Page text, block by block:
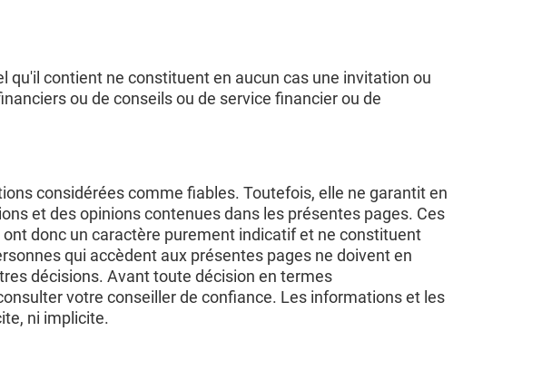
contient ne constituent en aucun cas une invitation ou
ou de conseils ou de service financier ou de
considérées comme fiables. Toutefois, elle ne garantit en
et des opinions contenues dans les présentes pages. Ces
donc un caractère purement indicatif et ne constituent
qui accèdent aux présentes pages ne doivent en
décisions. Avant toute décision en termes
votre conseiller de confiance. Les informations et les
ni implicite.